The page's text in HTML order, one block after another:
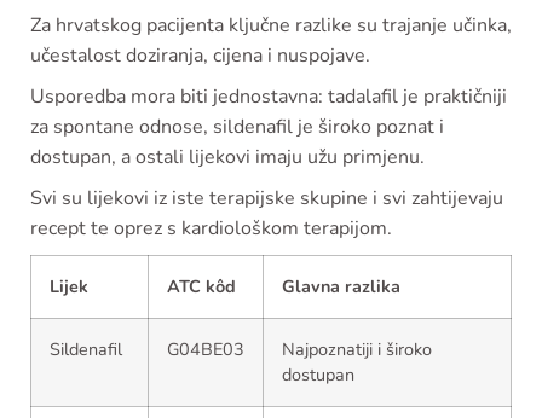
Za hrvatskog pacijenta ključne razlike su trajanje učinka,
učestalost doziranja, cijena i nuspojave.
Usporedba mora biti jednostavna: tadalafil je praktičniji
za spontane odnose, sildenafil je široko poznat i
dostupan, a ostali lijekovi imaju užu primjenu.
Svi su lijekovi iz iste terapijske skupine i svi zahtijevaju
recept te oprez s kardiološkom terapijom.
Lijek ATC kôd Glavna razlika
Sildenafil G04BE03
Najpoznatiji i široko
dostupan